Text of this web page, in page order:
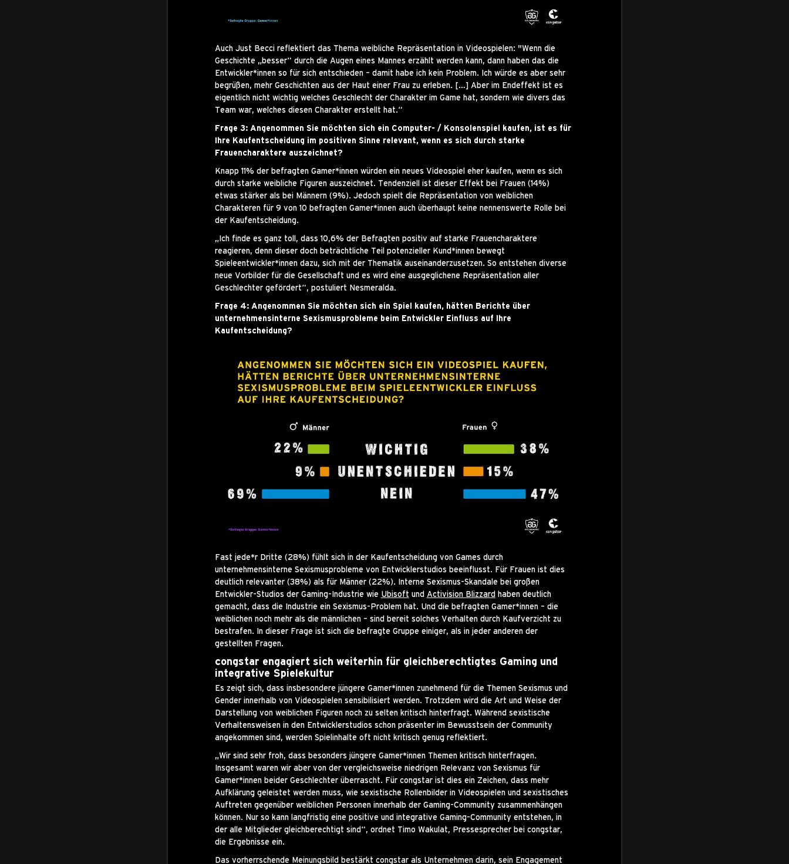
Auch Just Becci reflektiert das Thema weibliche Repräsentation in Videospielen: "Wenn die
Geschichte „besser“ durch die Augen eines Mannes erzählt werden kann, dann haben das die
Entwickler*innen so für sich entschieden – damit habe ich kein Problem. Ich würde es aber sehr
begrüßen, mehr Geschichten aus der Haut einer Frau zu erleben. […] Aber im Endeffekt ist es
eigentlich nicht wichtig welches Geschlecht der Charakter im Game hat, sondern wie divers das
Team war, welches diesen Charakter erstellt hat.“
Frage 3: Angenommen Sie möchten sich ein Computer- / Konsolenspiel kaufen, ist es für
Ihre Kaufentscheidung im positiven Sinne relevant, wenn es sich durch starke
Frauencharaktere auszeichnet?
Knapp 11% der befragten Gamer*innen würden ein neues Videospiel eher kaufen, wenn es sich
durch starke weibliche Figuren auszeichnet. Tendenziell ist dieser Effekt bei Frauen (14%)
etwas stärker als bei Männern (9%). Jedoch spielt die Repräsentation von weiblichen
Charakteren für 9 von 10 befragten Gamer*innen auch überhaupt keine nennenswerte Rolle bei
der Kaufentscheidung.
„Ich finde es ganz toll, dass 10,6% der Befragten positiv auf starke Frauencharaktere
reagieren, denn dieser doch beträchtliche Teil potenzieller Kund*innen bewegt
Spieleentwickler*innen dazu, sich mit der Thematik auseinanderzusetzen. So entstehen diverse
neue Vorbilder für die Gesellschaft und es wird eine ausgeglichene Repräsentation aller
Geschlechter gefördert“, postuliert Nesmeralda.
Frage 4: Angenommen Sie möchten sich ein Spiel kaufen, hätten Berichte über
unternehmensinterne Sexismusprobleme beim Entwickler Einfluss auf Ihre
Kaufentscheidung?
Fast jede*r Dritte (28%) fühlt sich in der Kaufentscheidung von Games durch
unternehmensinterne Sexismusprobleme von Entwicklerstudios beeinflusst. Für Frauen ist dies
deutlich relevanter (38%) als für Männer (22%). Interne Sexismus-Skandale bei großen
Entwickler-Studios der Gaming-Industrie wie Ubisoft und Activision Blizzardhaben deutlich
gemacht, dass die Industrie ein Sexismus-Problem hat. Und die befragten Gamer*innen – die
weiblichen noch mehr als die männlichen – sind bereit solches Verhalten durch Kaufverzicht zu
bestrafen. In dieser Frage ist sich die befragte Gruppe einiger, als in jeder anderen der
gestellten Fragen.
congstar engagiert sich weiterhin für gleichberechtigtes Gaming und
integrative Spielekultur
Es zeigt sich, dass insbesondere jüngere Gamer*innen zunehmend für die Themen Sexismus und
Gender innerhalb von Videospielen sensibilisiert werden. Trotzdem wird die Art und Weise der
Darstellung von weiblichen Figuren noch zu selten kritisch hinterfragt. Während sexistische
Verhaltensweisen in den Entwicklerstudios schon präsenter im Bewusstsein der Community
angekommen sind, werden Spielinhalte oft nicht kritisch genug reflektiert.
„Wir sind sehr froh, dass besonders jüngere Gamer*innen Themen kritisch hinterfragen.
Insgesamt waren wir aber von der vergleichsweise niedrigen Relevanz von Sexismus für
Gamer*innen beider Geschlechter überrascht. Für congstar ist dies ein Zeichen, dass mehr
Aufklärung geleistet werden muss, wie sexistische Rollenbilder in Videospielen und sexistisches
Auftreten gegenüber weiblichen Personen innerhalb der Gaming-Community zusammenhängen
können. Nur so kann langfristig eine positive und integrative Gaming-Community entstehen, in
der alle Mitglieder gleichberechtigt sind“, ordnet Timo Wakulat, Pressesprecher bei congstar,
die Ergebnisse ein.
Das vorherrschende Meinungsbild bestärkt congstar als Unternehmen darin, sein Engagement